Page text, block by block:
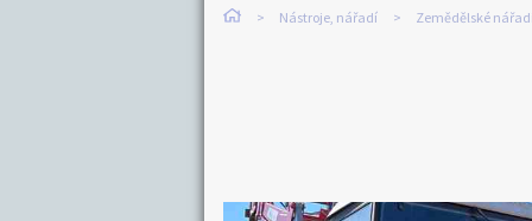
Nástroje, nářadí Zemědělské